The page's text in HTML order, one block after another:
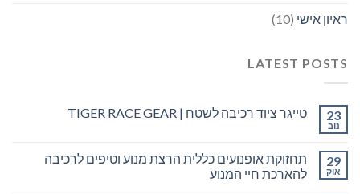
ראיון אישי (10)
LATEST POSTS
23
נוב
טייגר ציוד רכיבה לשטח | TIGER RACE GEAR
29
אוק
תחזוקת אופנועים כללית הרצת מנוע וטיפים לרכיבה
להארכת חיי המנוע